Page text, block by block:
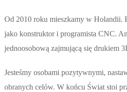
Od 2010 roku mieszkamy w Holandii.
jako konstruktor i programista CNC.
jednoosobową zajmującą się drukiem
Jesteśmy osobami pozytywnymi,
obranych celów. W końcu Świat stoi